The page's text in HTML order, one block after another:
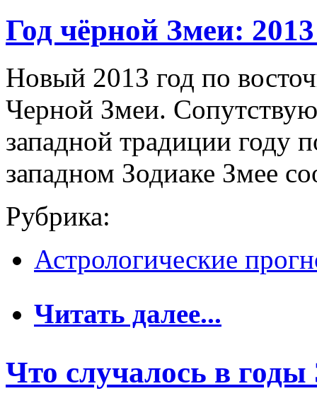
Год чёрной Змеи:
Новый 2013 год по
Черной Змеи.
западной традиции году
западном Зодиаке Змее
Рубрика:
Астрологические
Читать далее...
Что случалось в